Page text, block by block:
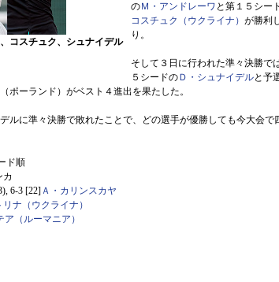
コスチュク、シュナイデル
のＭ・アンドレーワ と第１５シー
コスチュク（ウクライナ） が勝利
り。
そして３日に行われた準々決勝で
５シードのＤ・シュナイデルと予
ポーランド）がベスト４進出を果たした。
ルに準々決勝で敗れたことで、どの選手が優勝しても今大会で
ド順
カ
6-3 [22] Ａ・カリンスカヤ
リナ（ウクライナ）
ア（ルーマニア）